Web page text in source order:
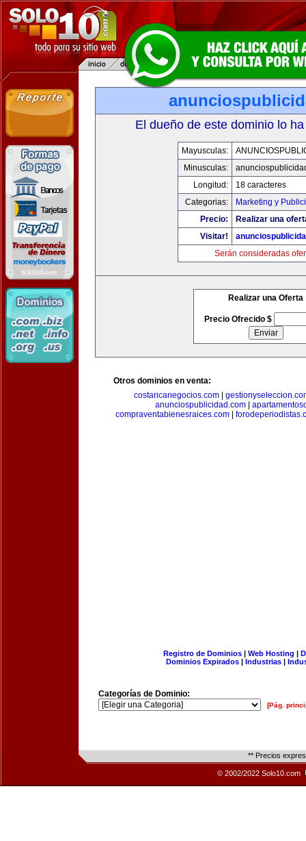
El dueño de este dominio lo
Mayusculas:
Minusculas:
Longitud:
18 caracteres
Categorias:
Marketing y
Precio:
Realizar una
Visitar!
Serán consideradas
Realizar una Oferta
Precio Ofrecido $
Otros dominios en venta:
costaricanegocios.com|
anunciospublicidad.com|
compraventabienesraices.com
Registro de Dominios| Web Hosting |
Dominios Expirados | Industrias |
Categorías de Dominio:
[Pág.
** Precios
© 2002/2022 Solo10.com